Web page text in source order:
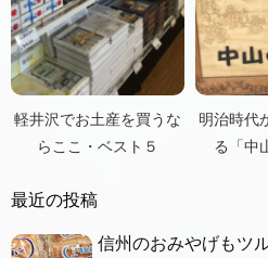
軽井沢でお土産を買うな
らここ・ベスト５
明治時代
る「中
最近の投稿
信州のおみやげもツ